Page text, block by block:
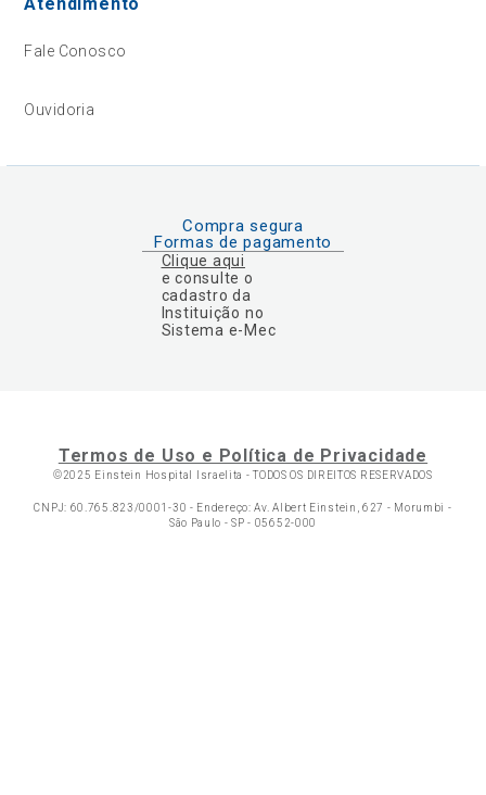
Fale Conosco
Ouvidoria
Compra segura
Formas de pagamento
Clique aqui
e consulte o
cadastro da
Instituição no
Sistema e-Mec
Termos de Uso e Política de Privacidade
©2025 Einstein Hospital Israelita -TODOS OS DIREITOS RESERVADOS
CNPJ: 60.765.823/0001-30 - Endereço: Av. Albert Einstein, 627 - Morumbi -
São Paulo - SP - 05652-000